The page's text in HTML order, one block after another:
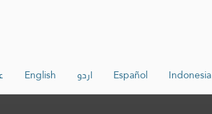
English اردو Español Indonesia